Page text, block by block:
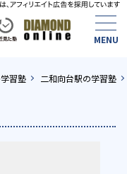
習塾 二和向台駅の学習塾